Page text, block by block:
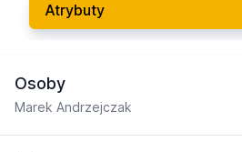
Atrybuty
Osoby
Marek Andrzejczak